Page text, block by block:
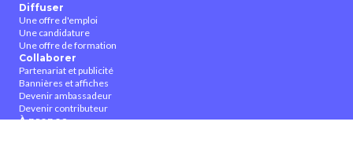
Diffuser
Une offre d'emploi
Une candidature
Une offre de formation
Collaborer
Partenariat et publicité
Bannières et affiches
Devenir ambassadeur
Devenir contributeur
À propos